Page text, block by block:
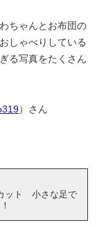
ちゃんとお布団の
しゃべりしている
る写真をたくさん
）さん
ット 小さな足で